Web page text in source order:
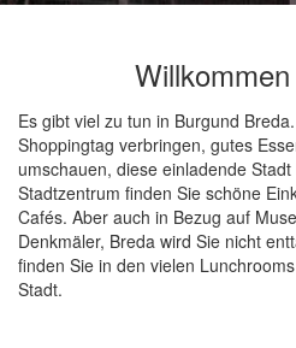
Es gibt viel zu tun in Burgund
Shoppingtag verbringen, gutes
umschauen, diese einladende
Stadtzentrum finden Sie schöne
Cafés. Aber auch in Bezug auf
Denkmäler, Breda wird Sie nicht
finden Sie in den vielen
Stadt.